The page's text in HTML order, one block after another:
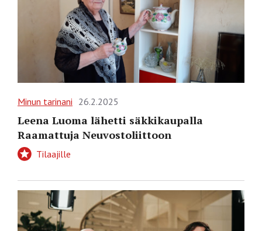
Minun tarinani 26.2.2025
Leena Luoma lähetti säkkikaupalla
Raamattuja Neuvostoliittoon
Tilaajille